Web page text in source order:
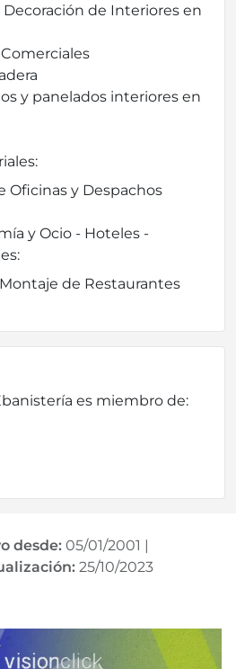
de Interiores en
y panelados interiores en
Oficinas y Despachos
y Ocio - Hoteles -
de Restaurantes
es miembro de:
desde: 05/01/2001 |
25/10/2023